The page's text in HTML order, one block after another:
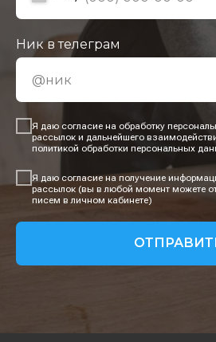
Ник в телеграм
Я даю согласие на обработку
рассылок и дальнейшего
политикой обработки персональных
Я даю согласие на получение
рассылок (вы в любой момент можете
писем в личном кабинете)